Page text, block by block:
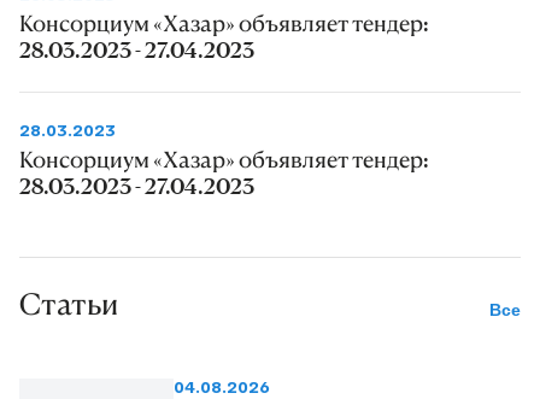
Консорциум «Хазар» объявляет тендер:
28.03.2023 - 27.04.2023
28.03.2023
Консорциум «Хазар» объявляет тендер:
28.03.2023 - 27.04.2023
Статьи Все
04.08.2026